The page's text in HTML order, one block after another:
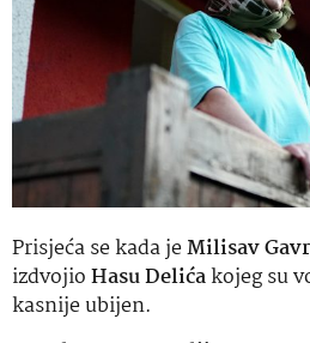
Prisjeća se kada jeMilisav
izdvojioHasu Delićakojeg su
kasnije ubijen.